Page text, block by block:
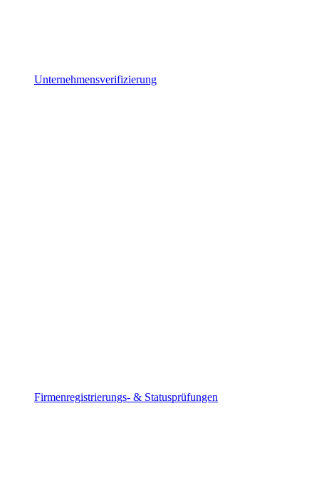
Unternehmensverifizierung
Firmenregistrierungs- & Statusprüfungen